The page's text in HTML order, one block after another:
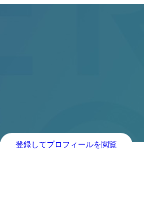
登録してプロフィールを閲覧